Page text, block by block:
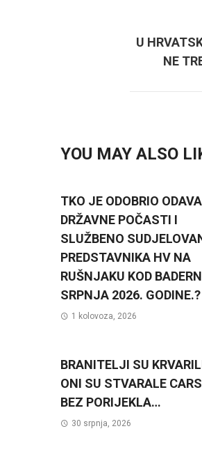
U
NE
YOU MAY ALSO
TKO JE ODOBRIO
DRŽAVNE POČASTI I
SLUŽBENO
PREDSTAVNIKA HV NA
RUŠNJAKU KOD
SRPNJA 2026. GODINE.?
1 kolovoza, 2026
BRANITELJI SU
ONI SU STVARALE
BEZ PORIJEKLA…
30 srpnja, 2026